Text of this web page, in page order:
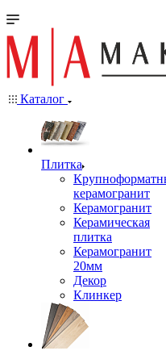
Каталог
Плитка
керамогранит
Керамогранит
Керамическая
плитка
Керамогранит
20мм
Декор
Клинкер